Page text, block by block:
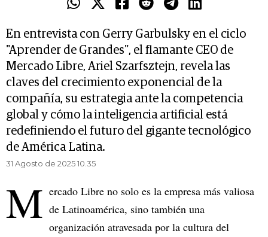
En entrevista con Gerry Garbulsky en el ciclo
"Aprender de Grandes", el flamante CEO de
Mercado Libre, Ariel Szarfsztejn, revela las
claves del crecimiento exponencial de la
compañía, su estrategia ante la competencia
global y cómo la inteligencia artificial está
redefiniendo el futuro del gigante tecnológico
de América Latina.
31 Agosto de 2025 10.35
M ercado Libre no solo es la empresa más valiosa
de Latinoamérica, sino también una
organización atravesada por la cultura del